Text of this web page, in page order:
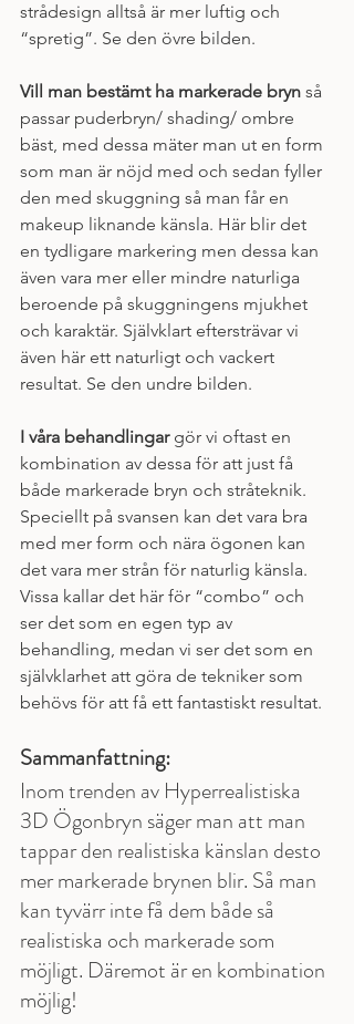
strådesign alltså är mer luftig och
“spretig”. Se den övre bilden.
Vill man bestämt ha markerade bryn så
passar puderbryn/ shading/ ombre
bäst, med dessa mäter man ut en form
som man är nöjd med och sedan fyller
den med skuggning så man får en
makeup liknande känsla. Här blir det
en tydligare markering men dessa kan
även vara mer eller mindre naturliga
beroende på skuggningens mjukhet
och karaktär. Självklart eftersträvar vi
även här ett naturligt och vackert
resultat. Se den undre bilden.
I våra behandlingar gör vi oftast en
kombination av dessa för att just få
både markerade bryn och stråteknik.
Speciellt på svansen kan det vara bra
med mer form och nära ögonen kan
det vara mer strån för naturlig känsla.
Vissa kallar det här för “combo” och
ser det som en egen typ av
behandling, medan vi ser det som en
självklarhet att göra de tekniker som
behövs för att få ett fantastiskt resultat.
Sammanfattning:
Inom trenden av Hyperrealistiska
3D Ögonbryn säger man att man
tappar den realistiska känslan desto
mer markerade brynen blir. Så man
kan tyvärr inte få dem både så
realistiska och markerade som
möjligt. Däremot är en kombination
möjlig!